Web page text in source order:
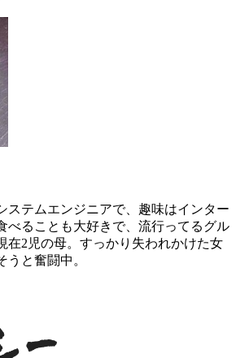
ステムエンジニアで、趣味はインター
べることも大好きで、流行ってるグル
2児の母。すっかり失われかけた女
と奮闘中。